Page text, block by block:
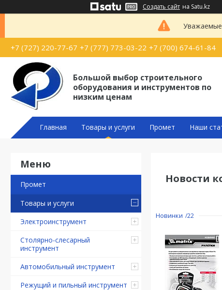
Создать сайт на Satu.kz
Уважаемые
+7 (727) 220-77-67 +7 (777) 773-03-22 +7 (700) 674-61-84
Большой выбор строительного
оборудования и инструментов по
низким ценам
Главная Товары и услуги Промет Наши
Промет
Товары и услуги
Электроинструмент
Столярно-слесарный
инструмент
Автомобильный инструмент
Режущий и пильный инструмент
Новости
Новинки 22